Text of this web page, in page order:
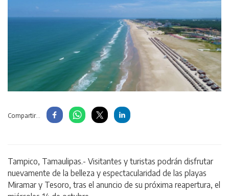
Compartir...
Tampico, Tamaulipas.- Visitantes y turistas podrán disfrutar
nuevamente de la belleza y espectacularidad de las playas
Miramar y Tesoro, tras el anuncio de su próxima reapertura, el